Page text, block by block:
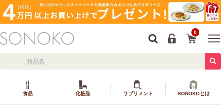
0
食品 化粧品 サプリメント SONOKOとは